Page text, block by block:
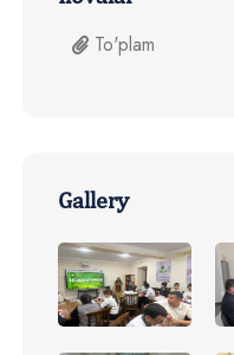
To'plam
Gallery